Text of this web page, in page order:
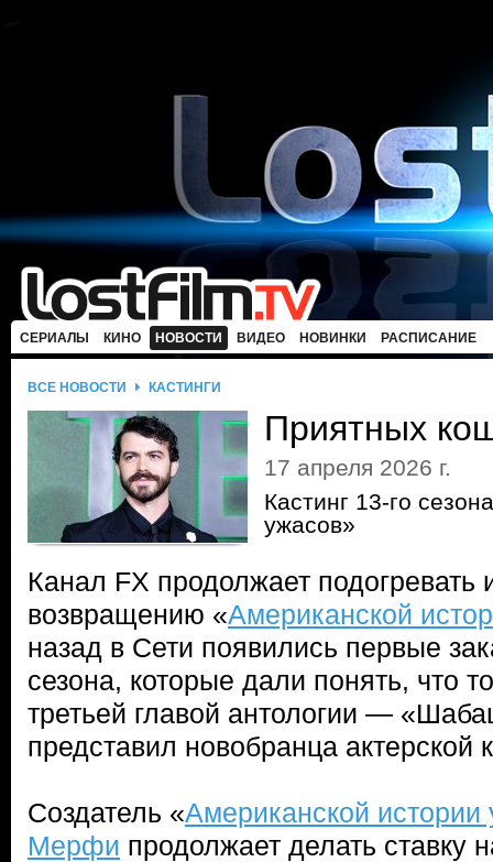
СЕРИАЛЫ КИНО НОВОСТИ ВИДЕО НОВИНКИ РАСПИСАНИЕ
ВСЕ НОВОСТИ КАСТИНГИ
Приятных
17 апреля 2026 г.
Кастинг 13-го
ужасов»
Канал FX продолжает подогревать
возвращению «Американской
назад в Сети появились первые
сезона, которые дали понять, что
третьей главой антологии —
представил новобранца актерской
Создатель «Американской истории
Мерфи продолжает делать ставку